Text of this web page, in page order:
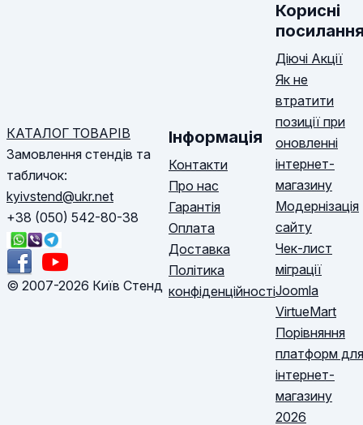
КАТАЛОГ ТОВАРІВ
Замовлення стендів та
табличок:
kyivstend@ukr.net
+38 (050) 542-80-38
© 2007-2026 Київ Стенд
Інформація
Контакти
Про нас
Гарантія
Оплата
Доставка
Політика
конфіденційності
Корисні
Діючі Акції
Як не
втратити
позиції при
оновленні
інтернет-
магазину
Модернізація
сайту
Чек-лист
міграції
Joomla
VirtueMart
Порівняння
платформ для
інтернет-
магазину
2026